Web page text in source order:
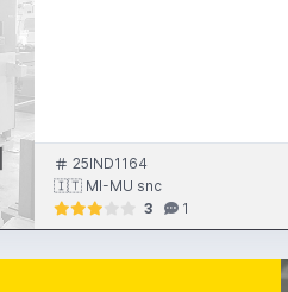
25IND1164
🇮🇹 MI-MU snc
3
1